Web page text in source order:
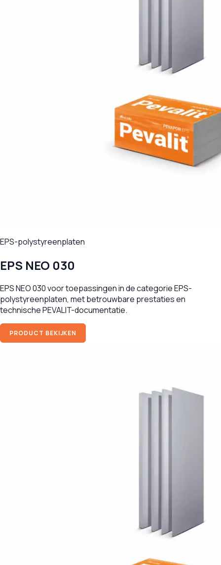
EPS-polystyreenplaten
EPS NEO 030
EPS NEO 030 voor toepassingen in de categorie EPS-
polystyreenplaten, met betrouwbare prestaties en
technische PEVALIT-documentatie.
PRODUCT BEKIJKEN